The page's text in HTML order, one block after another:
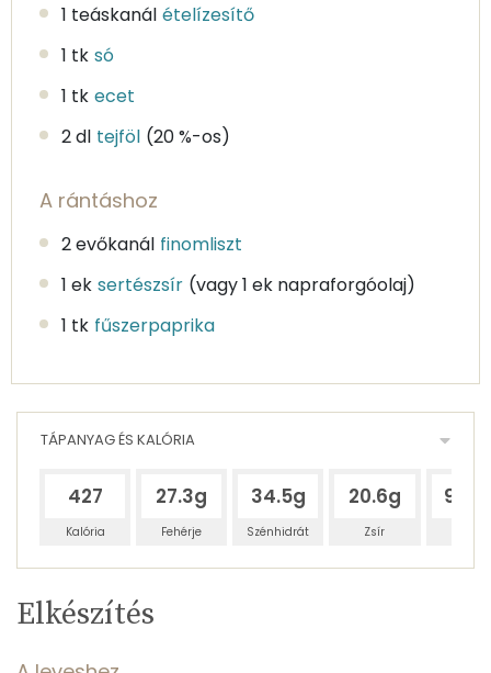
1 teáskanál ételízesítő
1 tk só
1 tk ecet
2 dl tejföl (20 %-os)
A rántáshoz
2 evőkanál finomliszt
1 ek sertészsír (vagy 1 ek napraforgóolaj)
1 tk fűszerpaprika
TÁPANYAG ÉS KALÓRIA
427
Kalória
27.3g
Fehérje
34.5g
Szénhidrát
20.6g
Zsír
Egy
adagban
TÁPANYAGTARTALOM
Elkészítés